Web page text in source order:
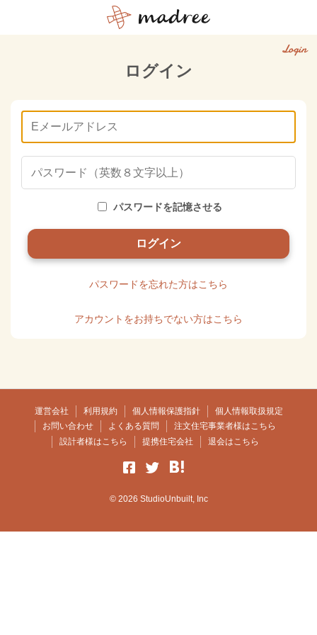
Login
ログイン
パスワードを記憶させる
パスワードを忘れた方はこちら
アカウントをお持ちでない方はこちら
運営会社 利用規約 個人情報保護指針
個人情報取扱規定
お問い合わせ
よくある質問
注文住宅事業者様はこちら
設計者様はこちら
提携住宅会社 退会はこちら
© 2026 StudioUnbuilt, Inc